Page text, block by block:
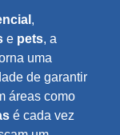
,
e pets, a
uma
de garantir
áreas como
é cada vez